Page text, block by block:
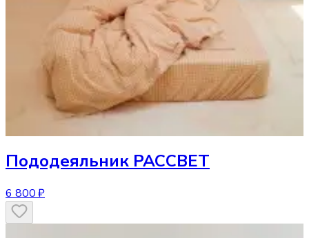
Пододеяльник РАССВЕТ
6 800 ₽